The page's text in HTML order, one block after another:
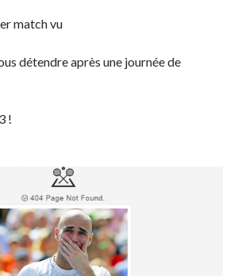
match vu
détendre après une journée de
!